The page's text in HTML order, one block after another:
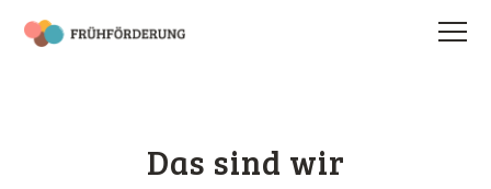
Das sind wir